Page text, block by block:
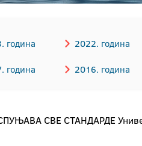
година 2022. година
година 2016. година
СВЕ СТАНДАРДЕ